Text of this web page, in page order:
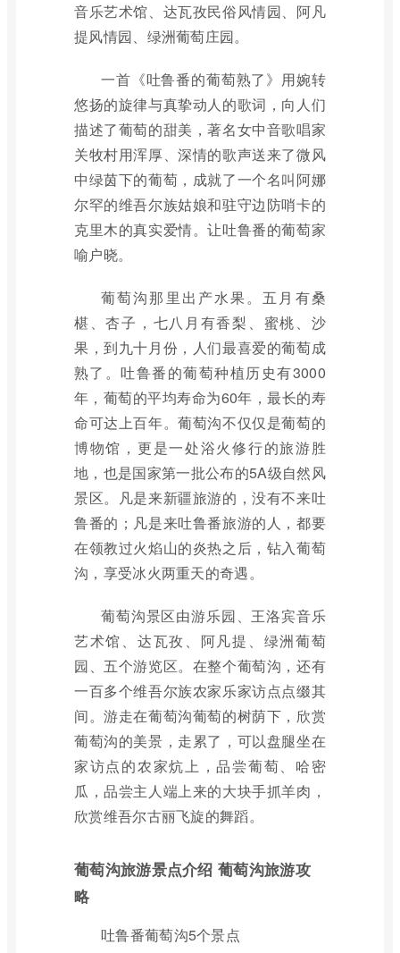
音乐艺术馆、达瓦孜民俗风情园、阿凡
提风情园、绿洲葡萄庄园。
一首《吐鲁番的葡萄熟了》用婉转
悠扬的旋律与真挚动人的歌词，向人们
描述了葡萄的甜美，著名女中音歌唱家
关牧村用浑厚、深情的歌声送来了微风
中绿茵下的葡萄，成就了一个名叫阿娜
尔罕的维吾尔族姑娘和驻守边防哨卡的
克里木的真实爱情。让吐鲁番的葡萄家
喻户晓。
葡萄沟那里出产水果。五月有桑
椹、杏子，七八月有香梨、蜜桃、沙
果，到九十月份，人们最喜爱的葡萄成
熟了。吐鲁番的葡萄种植历史有3000
年，葡萄的平均寿命为60年，最长的寿
命可达上百年。葡萄沟不仅仅是葡萄的
博物馆，更是一处浴火修行的旅游胜
地，也是国家第一批公布的5A级自然风
景区。凡是来新疆旅游的，没有不来吐
鲁番的；凡是来吐鲁番旅游的人，都要
在领教过火焰山的炎热之后，钻入葡萄
沟，享受冰火两重天的奇遇。
葡萄沟景区由游乐园、王洛宾音乐
艺术馆、达瓦孜、阿凡提、绿洲葡萄
园、五个游览区。在整个葡萄沟，还有
一百多个维吾尔族农家乐家访点点缀其
间。游走在葡萄沟葡萄的树荫下，欣赏
葡萄沟的美景，走累了，可以盘腿坐在
家访点的农家炕上，品尝葡萄、哈密
瓜，品尝主人端上来的大块手抓羊肉，
欣赏维吾尔古丽飞旋的舞蹈。
葡萄沟旅游景点介绍 葡萄沟旅游攻
略
吐鲁番葡萄沟5个景点